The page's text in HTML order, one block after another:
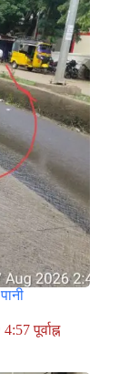
पूर्वाह्न